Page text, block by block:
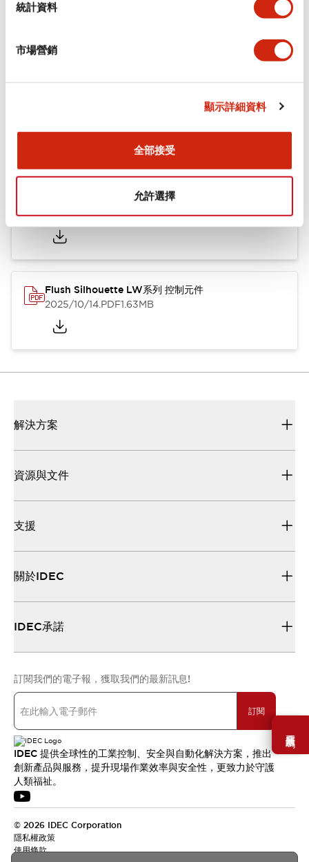
統計資料
市場營銷
顯示詳細資料
全部接受
允許選擇
需要幫助嗎？
安裝和安裝規範
認證與標準
Flush Silhouette LW系列 控制元件 (英文版)
2025/09/19.PDF1.23MB
Flush Silhouette LW系列 控制元件
2025/10/14.PDF1.63MB
解決方案
資源與文件
支援
關於IDEC
IDEC承諾
訂閱我們的電子報，獲取我們的最新訊息!
訂閱
IDEC 提供全球性的工業控制、安全與自動化解決方案，推出
創新產品與服務，提升現場作業效率與安全性，更致力於守護
人類福祉。
© 2026 IDEC Corporation
隱私權政策
使用條款